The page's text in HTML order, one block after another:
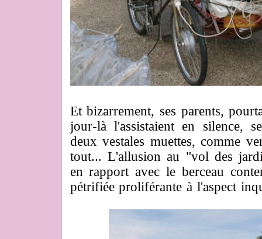
Et bizarrement, ses parents,
jour-là l'assistaient en silence,
deux vestales muettes, comme
tout... L'allusion au "vol des
en rapport avec le berceau
pétrifiée proliférante à l'aspect